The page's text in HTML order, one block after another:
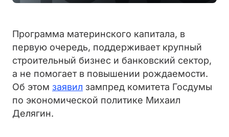
Программа материнского капитала, в
первую очередь, поддерживает крупный
строительный бизнес и банковский сектор,
а не помогает в повышении рождаемости.
Об этом заявил зампред комитета Госдумы
по экономической политике Михаил
Делягин.